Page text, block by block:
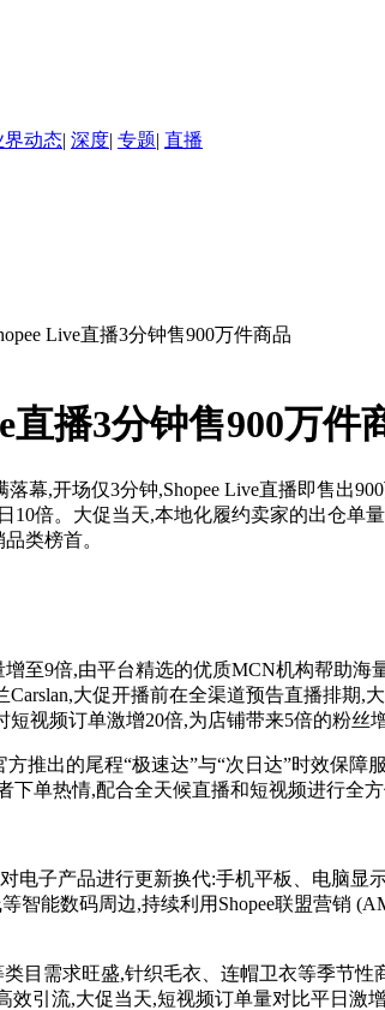
界动态| 深度| 专题| 直播
Live直播3分钟售900万件商品
直播3分钟售900万件
落幕,开场仅3分钟,Shopee Live直播即售出
倍。大促当天,本地化履约卖家的出仓单
类榜首。
至9倍,由平台精选的优质MCN机构帮助
大促开播前在全渠道预告直播排期,
视频订单激增20倍,为店铺带来5倍的粉丝增
推出的尾程“极速达”与“次日达”时效保
单热情,配合全天候直播和短视频进行全
电子产品进行更新换代:手机平板、电脑
能数码周边,持续利用Shopee联盟营销
目需求旺盛,针织毛衣、连帽卫衣等季节
引流,大促当天,短视频订单量对比平日激